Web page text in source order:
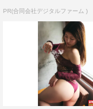
PR(合同会社デジタルファーム )